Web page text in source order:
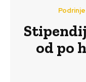
Podrinje
od po